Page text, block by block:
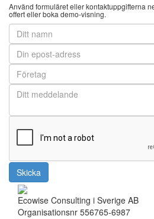
Använd formuläret eller kontaktuppgifterna
offert eller boka demo-visning.
Skicka
Ecowise Consulting i Sverige AB
Organisationsnr 556765-6987